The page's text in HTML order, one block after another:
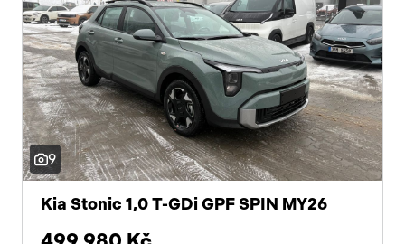
9
Kia Stonic 1,0 T-GDi GPF SPIN MY26